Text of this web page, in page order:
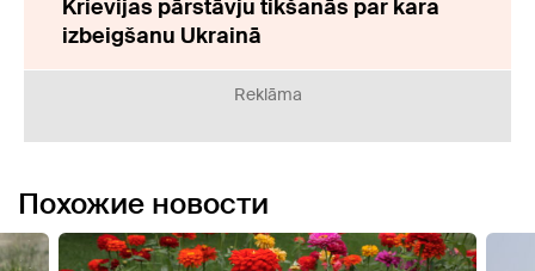
Krievijas pārstāvju tikšanās par kara
izbeigšanu Ukrainā
Reklāma
Похожие новости